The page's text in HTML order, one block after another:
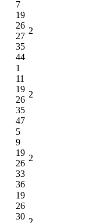
7
19
26
27
35
44
2
1
11
19
26
35
47
2
5
9
19
26
33
36
2
19
26
30